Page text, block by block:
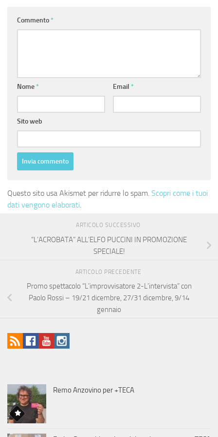
Commento *
Nome * Email *
Sito web
Questo sito usa Akismet per ridurre lo spam. Scopri come i tuoi
dati vengono elaborati.
ARTICOLO SUCCESSIVO
“L’ACROBATA” ALL’ELFO PUCCINI IN PROMOZIONE
SPECIALE!
ARTICOLO PRECEDENTE
Promo spettacolo “L’improvvisatore 2-L’intervista” con
Paolo Rossi – 19/21 dicembre, 27/31 dicembre, 9/14
gennaio
Remo Anzovino per +TECA